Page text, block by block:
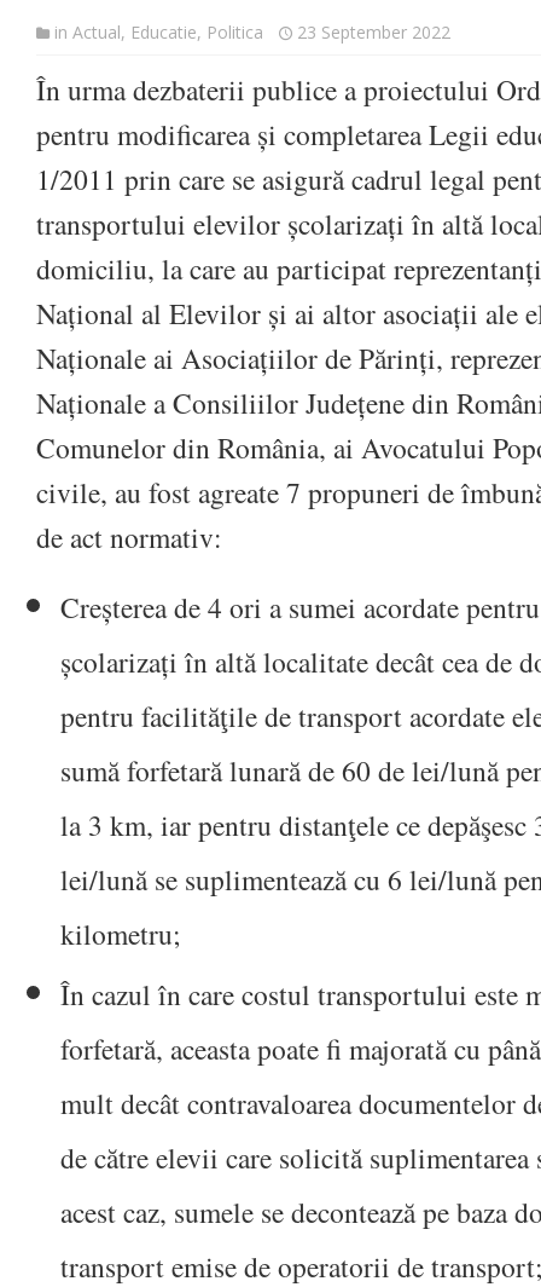
in Actual, Educatie, Politica 23 September 2022
În urma dezbaterii publice a proiectului
pentru modificarea și completarea Legii
1/2011 prin care se asigură cadrul legal
transportului elevilor școlarizați în altă
domiciliu, la care au participat
Național al Elevilor și ai altor asociații ale
Naționale ai Asociațiilor de Părinți,
Naționale a Consiliilor Județene din
Comunelor din România, ai Avocatului
civile, au fost agreate 7 propuneri de
de act normativ:
Creșterea de 4 ori a sumei acordate
școlarizați în altă localitate decât cea de
pentru facilităţile de transport acordate
sumă forfetară lunară de 60 de lei/lună
la 3 km, iar pentru distanţele ce depăşesc
lei/lună se suplimentează cu 6 lei/lună
kilometru;
În cazul în care costul transportului este
forfetară, aceasta poate fi majorată cu
mult decât contravaloarea documentelor
de către elevii care solicită
acest caz, sumele se decontează pe baza
transport emise de operatorii de